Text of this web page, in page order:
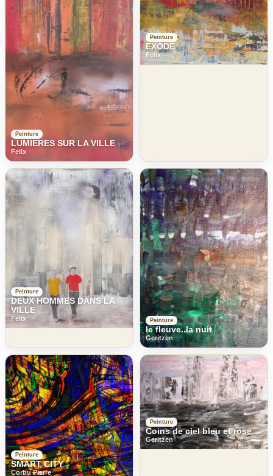
Peinture
LUMIERES SUR LA VILLE
Felix
Peinture
EXODE
Felix
Peinture
DEUX HOMMES DANS LA
VILLE
Felix Peinture
le fleuve..la nuit
Geritzen
Peinture
SMART CITY
Corbu Pierre
Peinture
Coins de ciel bleu et rose
Geritzen